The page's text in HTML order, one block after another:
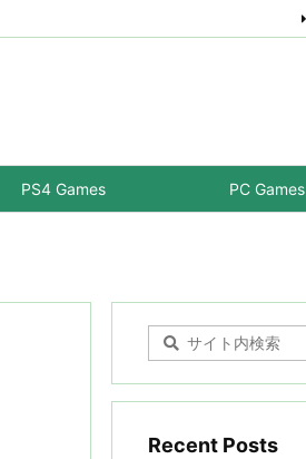
PS4 Games PC Games
Recent Posts